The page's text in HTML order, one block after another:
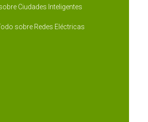
Ciudades Inteligentes
sobre Redes Eléctricas